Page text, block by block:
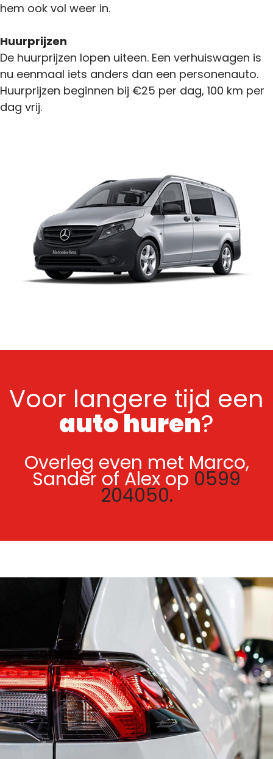
hem ook vol weer in.
Huurprijzen
De huurprijzen lopen uiteen. Een verhuiswagen is
nu eenmaal iets anders dan een personenauto.
Huurprijzen beginnen bij €25 per dag, 100 km per
dag vrij.
Voor langere tijd een
auto huren?
Overleg even met Marco,
Sander of Alex op 0599
204050.